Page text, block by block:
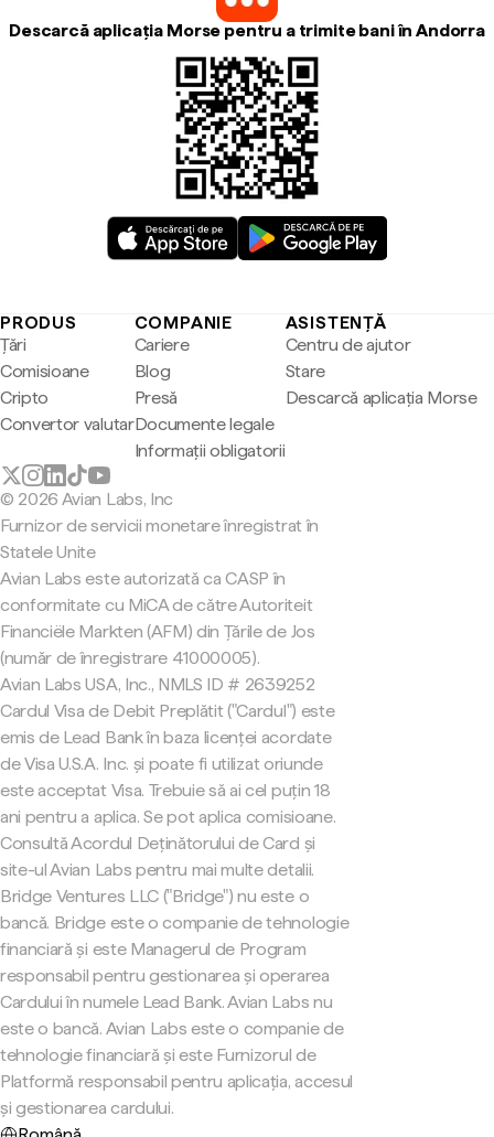
Descarcă aplicația Morse pentru a trimite bani în Andorra
PRODUS
Țări
Comisioane
Cripto
Convertor valutar
COMPANIE
Cariere
Blog
Presă
Documente legale
Informații obligatorii
ASISTENȚĂ
Centru de ajutor
Stare
Descarcă aplicația Morse
© 2026 Avian Labs, Inc
Furnizor de servicii monetare înregistrat în
Statele Unite
Avian Labs este autorizată ca CASP în
conformitate cu MiCA de către Autoriteit
Financiële Markten (AFM) din Țările de Jos
(număr de înregistrare 41000005).
Avian Labs USA, Inc., NMLS ID # 2639252
Cardul Visa de Debit Preplătit ("Cardul") este
emis de Lead Bank în baza licenței acordate
de Visa U.S.A. Inc. și poate fi utilizat oriunde
este acceptat Visa. Trebuie să ai cel puțin 18
ani pentru a aplica. Se pot aplica comisioane.
Consultă Acordul Deținătorului de Card și
site-ul Avian Labs pentru mai multe detalii.
Bridge Ventures LLC ("Bridge") nu este o
bancă. Bridge este o companie de tehnologie
financiară și este Managerul de Program
responsabil pentru gestionarea și operarea
Cardului în numele Lead Bank. Avian Labs nu
este o bancă. Avian Labs este o companie de
tehnologie financiară și este Furnizorul de
Platformă responsabil pentru aplicația, accesul
și gestionarea cardului.